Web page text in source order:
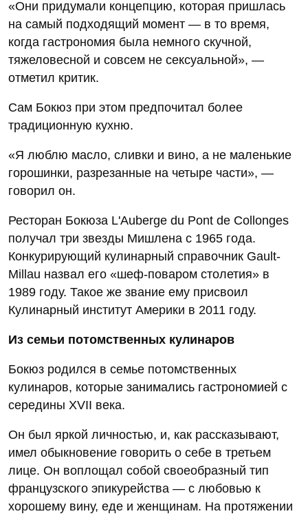
«Они придумали концепцию, которая пришлась
на самый подходящий момент — в то время,
когда гастрономия была немного скучной,
тяжеловесной и совсем не сексуальной», —
отметил критик.
Сам Бокюз при этом предпочитал более
традиционную кухню.
«Я люблю масло, сливки и вино, а не маленькие
горошинки, разрезанные на четыре части», —
говорил он.
Ресторан Бокюза L'Auberge du Pont de Collonges
получал три звезды Мишлена с 1965 года.
Конкурирующий кулинарный справочник Gault-
Millau назвал его «шеф-поваром столетия» в
1989 году. Такое же звание ему присвоил
Кулинарный институт Америки в 2011 году.
Из семьи потомственных кулинаров
Бокюз родился в семье потомственных
кулинаров, которые занимались гастрономией с
середины XVII века.
Он был яркой личностью, и, как рассказывают,
имел обыкновение говорить о себе в третьем
лице. Он воплощал собой своеобразный тип
французского эпикурейства — с любовью к
хорошему вину, еде и женщинам. На протяжении